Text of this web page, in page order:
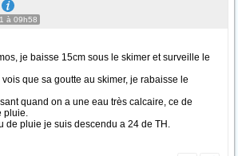
à 09h58
je baisse 15cm sous le skimer et surveille le
que sa goutte au skimer, je rabaisse le
quand on a une eau très calcaire, ce de
pluie.
de pluie je suis descendu a 24 de TH.